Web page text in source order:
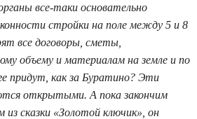
все-таки основательно
стройки на поле между 5 и 8
все договоры, сметы,
объему и материалам на земле и по
придут, как за Буратино? Эти
открытыми. А пока закончим
сказки «Золотой ключик», он